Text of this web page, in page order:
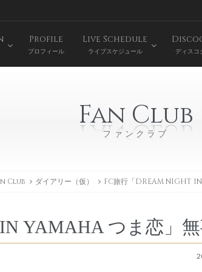
Profile
プロフィール
Live Schedule
ライブスケジュール ディスコ
Fan Club
ファンクラブ
Club ダイアリー（仮） FC旅行「DREAM NIGHT
YAMAHA つま恋」